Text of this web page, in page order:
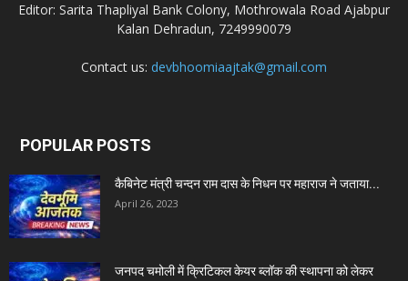
Editor: Sarita Thapliyal Bank Colony, Mothrowala Road Ajabpur
Kalan Dehradun, 7249990079
Contact us: devbhoomiaajtak@gmail.com
POPULAR POSTS
कैबिनेट मंत्री चन्दन राम दास के निधन पर महाराज ने जताया...
April 26, 2023
जनपद चमोली में क्रिटिकल केयर ब्लॉक की स्थापना को लेकर